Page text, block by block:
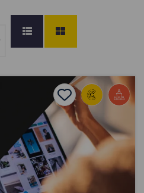
gyfer addysgu ar-lein
Add to favourites
Add to favourites
ar gyfer addysgu ar-
Staff